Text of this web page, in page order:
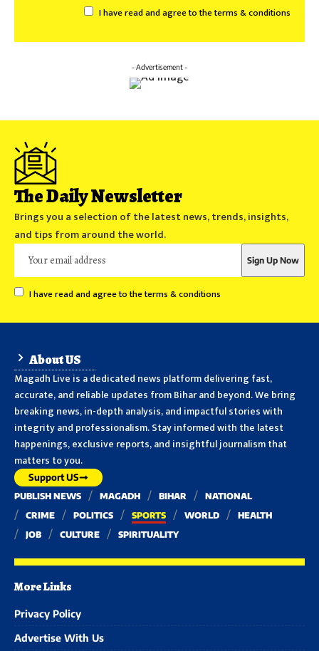
I have read and agree to the terms & conditions
- Advertisement -
The Daily Newsletter
Brings you a selection of the latest news, trends, insights,
and tips from around the world.
I have read and agree to the terms & conditions
About US
Magadh Live is a dedicated news platform delivering fast,
accurate, and reliable updates from Bihar and beyond. We bring
breaking news, in-depth analysis, and impactful stories with
integrity and professionalism. Stay informed with the latest
happenings, exclusive reports, and insightful journalism that
matters to you.
Support US
PUBLISH NEWS MAGADH BIHAR
NATIONAL
CRIME
POLITICS SPORTS WORLD
HEALTH
JOB
CULTURE SPIRITUALITY
More Links
Privacy Policy
Advertise With Us